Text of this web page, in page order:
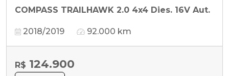
COMPASS TRAILHAWK 2.0 4x4 Dies. 16V Aut.
2018/2019 92.000 km
R$ 124.900